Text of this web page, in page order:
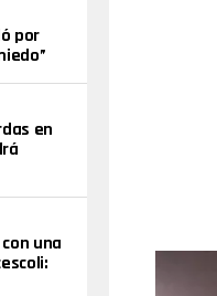
por
en
una